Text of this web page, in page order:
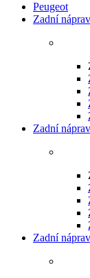
Peugeot
Zadní
Zadní
Zadní